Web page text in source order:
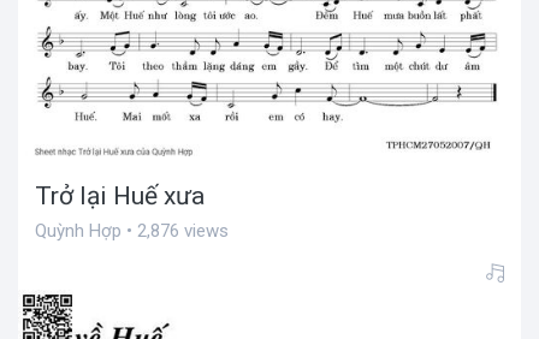
Trở lại Huế xưa
Quỳnh Hợp • 2,876 views